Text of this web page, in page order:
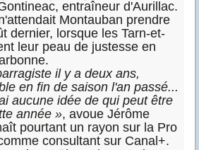
entraîneur d'Aurillac.
Montauban prendre
dernier, lorsque les Tarn-et-
leur peau de justesse en
il y a deux ans,
en fin de saison l'an passé...
aucune idée de qui peut être
année », avoue Jérôme
pourtant un rayon sur la Pro
consultant sur Canal+.